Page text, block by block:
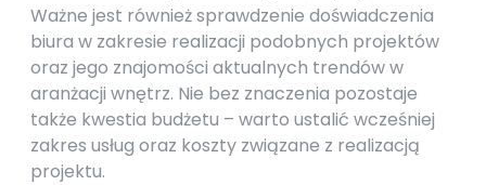
Ważne jest również sprawdzenie doświadczenia
biura w zakresie realizacji podobnych projektów
oraz jego znajomości aktualnych trendów w
aranżacji wnętrz. Nie bez znaczenia pozostaje
także kwestia budżetu – warto ustalić wcześniej
zakres usług oraz koszty związane z realizacją
projektu.